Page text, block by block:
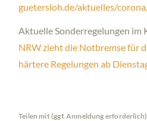
guetersloh.de/aktuelles/
Aktuelle Sonderregelungen im
NRW zieht die Notbremse für
härtere Regelungen ab
Teilen mit (ggf. Anmeldung erforderlich)